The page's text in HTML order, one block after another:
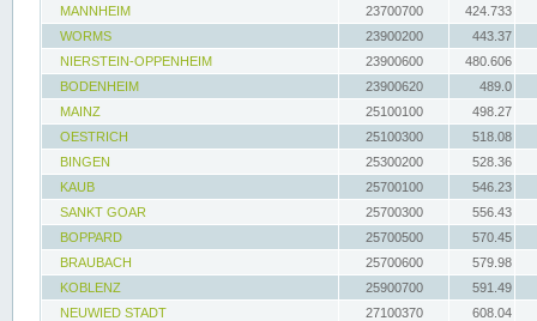
MANNHEIM
23700700
424.733
WORMS
23900200
443.37
NIERSTEIN-OPPENHEIM
23900600
480.606
BODENHEIM
23900620
489.0
MAINZ
25100100
498.27
OESTRICH
25100300
518.08
BINGEN
25300200
528.36
KAUB
25700100
546.23
SANKT GOAR
25700300
556.43
BOPPARD
25700500
570.45
BRAUBACH
25700600
579.98
KOBLENZ
25900700
591.49
NEUWIED STADT
27100370
608.04